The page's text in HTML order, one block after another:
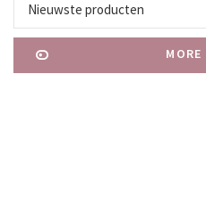
Nieuwste producten